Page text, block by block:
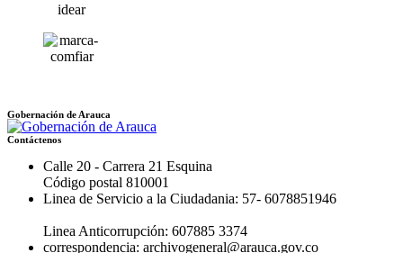
Gobernación de Arauca
Contáctenos
Calle 20 - Carrera 21 Esquina
Código postal 810001
Linea de Servicio a la Ciudadania: 57- 6078851946
Linea Anticorrupción: 607885 3374
correspondencia: archivogeneral@arauca.gov.co